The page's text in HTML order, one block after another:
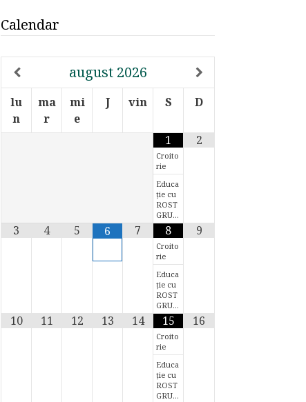
Calendar
august 2026
lu
n
ma
r
mi
e
J vin S D
1
Croito
rie
Educa
ție cu
ROST
GRU…
2
3 4 5 6 7 8
Croito
rie
Educa
ție cu
ROST
GRU…
9
10 11 12 13 14 15
Croito
rie
Educa
ție cu
ROST
GRU…
16